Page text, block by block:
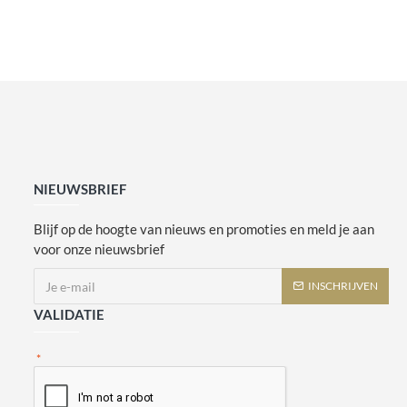
NIEUWSBRIEF
Blijf op de hoogte van nieuws en promoties en meld je aan
voor onze nieuwsbrief
INSCHRIJVEN
VALIDATIE